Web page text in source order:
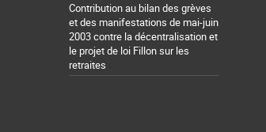
Contribution au bilan des grèves
et des manifestations de mai-juin
2003 contre la décentralisation et
le projet de loi Fillon sur les
retraites